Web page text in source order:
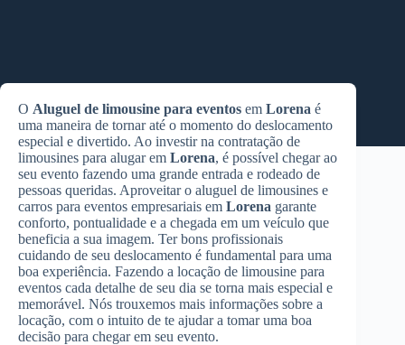
O Aluguel de limousine para eventos em Lorena é
uma maneira de tornar até o momento do deslocamento
especial e divertido. Ao investir na contratação de
limousines para alugar em Lorena, é possível chegar ao
seu evento fazendo uma grande entrada e rodeado de
pessoas queridas. Aproveitar o aluguel de limousines e
carros para eventos empresariais em Lorena garante
conforto, pontualidade e a chegada em um veículo que
beneficia a sua imagem. Ter bons profissionais
cuidando de seu deslocamento é fundamental para uma
boa experiência. Fazendo a locação de limousine para
eventos cada detalhe de seu dia se torna mais especial e
memorável. Nós trouxemos mais informações sobre a
locação, com o intuito de te ajudar a tomar uma boa
decisão para chegar em seu evento.